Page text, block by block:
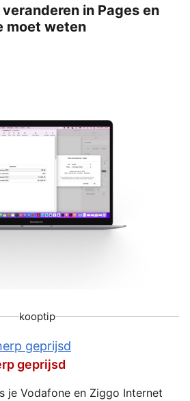
in Pages en
moet weten
kooptip
geprijsd
je Vodafone en Ziggo Internet